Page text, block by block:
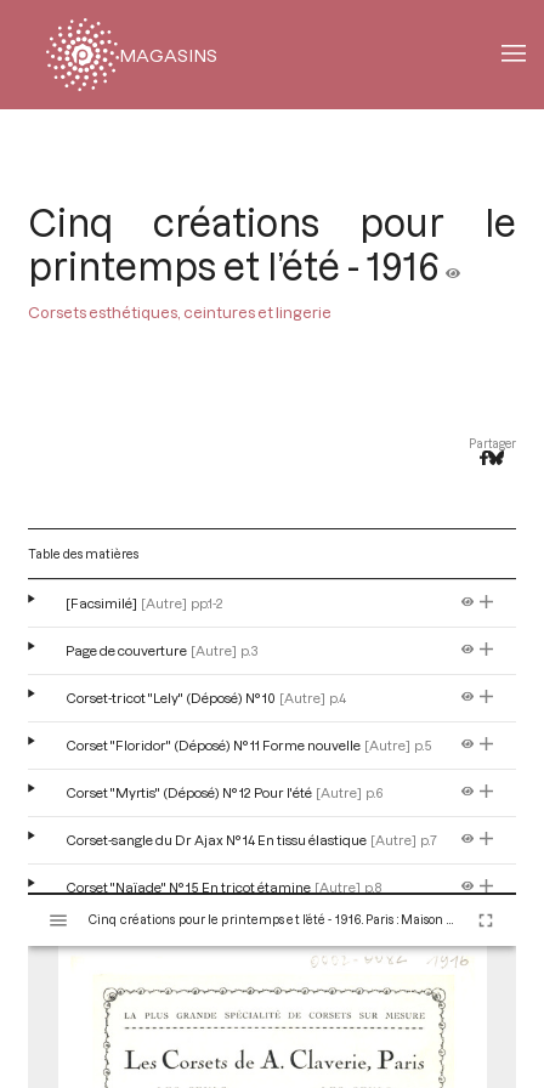
MAGASINS
Cinq créations pour le
printemps et l’été - 1916
Corsets esthétiques, ceintures et lingerie
Partager
Table des matières
[Facsimilé] [Autre] pp.1-2
Page de couverture [Autre] p.3
Corset-tricot "Lely" (Déposé) N° 10 [Autre] p.4
Corset "Floridor" (Déposé) N° 11 Forme nouvelle [Autre] p.5
Corset "Myrtis" (Déposé) N° 12 Pour l'été [Autre] p.6
Corset-sangle du Dr Ajax N° 14 En tissu élastique [Autre] p.7
Corset "Naïade" N° 15 En tricot étamine [Autre] p.8
s